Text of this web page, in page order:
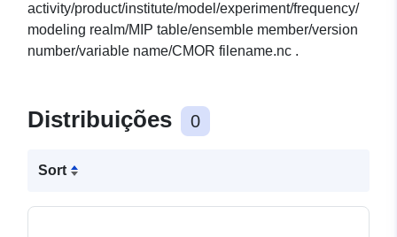
activity/product/institute/model/experiment/frequency/
modeling realm/MIP table/ensemble member/version
number/variable name/CMOR filename.nc .
Distribuições 0
Sort